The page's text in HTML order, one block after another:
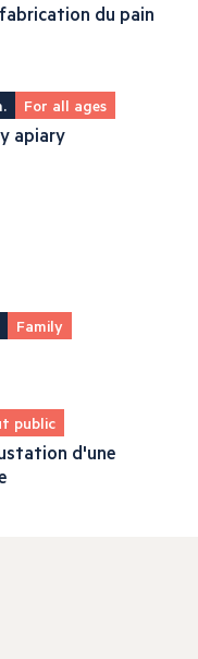
du pain
For all ages
apiary
Family
public
d'une